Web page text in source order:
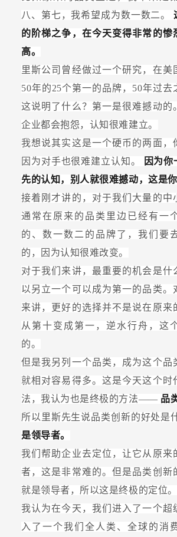
八、第七，我希望成为数一数二。
的阶梯之争，在今天变得非常的惨
高。
里斯公司曾经做过一个研究，在美
50年的25个第一的品牌，50年过去
这说明了什么？第一是很难撼动的
企业都会抱怨，认知很难建立。
我想说其实这是一个硬币的两面，
因为对手也很难建立认知。
因为你
先的认知，别人就很难撼动，这是你
接着刚才讲的，对于我们大量的中
通常在原来的品类里边已经有一
的、数一数二的品牌了，我们要
的，因为认知很难改变。
对于我们来讲，最重要的机会是什
以另立一个可以成为第一的品类。
来讲，更好的选择并不是说在原来
从第十变成第一，逆水行舟，这
的。
但是我另列一个品类，成为这个品
就相对容易得多。这是今天这个时
法，我认为也是终极的方法—— 品
所以里斯先生说品类创新的好处是
是领导者。
我们帮助企业去定位，让它从原来
者，这是非常难的。但是品类创新
就是领导者，所以这是终极的定位。
我认为在今天，我们进入了一个超
入了一个我们全人类、全球的消